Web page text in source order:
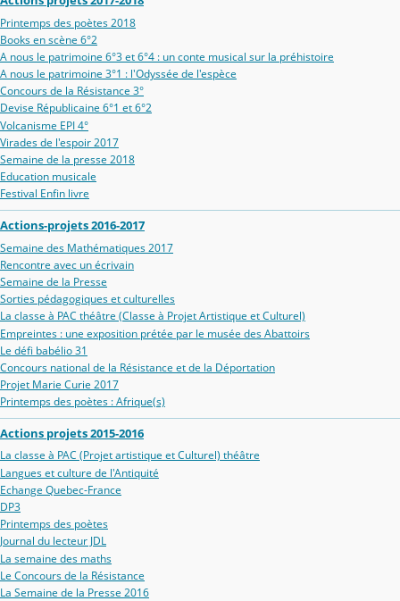
Printemps des poètes 2018
Books en scène 6°2
A nous le patrimoine 6°3 et 6°4 : un conte musical sur la préhistoire
A nous le patrimoine 3°1 : l'Odyssée de l'espèce
Concours de la Résistance 3°
Devise Républicaine 6°1 et 6°2
Volcanisme EPI 4°
Virades de l'espoir 2017
Semaine de la presse 2018
Education musicale
Festival Enfin livre
Actions-projets 2016-2017
Semaine des Mathématiques 2017
Rencontre avec un écrivain
Semaine de la Presse
Sorties pédagogiques et culturelles
La classe à PAC théâtre (Classe à Projet Artistique et Culturel)
Empreintes : une exposition prétée par le musée des Abattoirs
Le défi babélio 31
Concours national de la Résistance et de la Déportation
Projet Marie Curie 2017
Printemps des poètes : Afrique(s)
Actions projets 2015-2016
La classe à PAC (Projet artistique et Culturel) théâtre
Langues et culture de l'Antiquité
Echange Quebec-France
DP3
Printemps des poètes
Journal du lecteur JDL
La semaine des maths
Le Concours de la Résistance
La Semaine de la Presse 2016